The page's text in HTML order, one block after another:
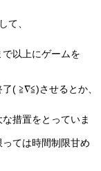
て、
以上にゲームを
( ≧∇≦)させるとか、
措置をとっていま
ては時間制限甘め